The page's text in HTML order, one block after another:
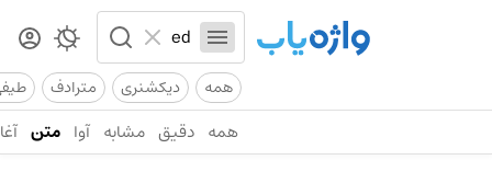
همه دیکشنری مترادف
همه دقیق مشابه آوا متن